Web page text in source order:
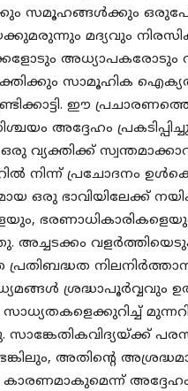
സമൂഹങ്ങൾക്കും
മദ്യവും
അധ്യാപകരോടും
സാമൂഹിക
ഈ
അദ്ദേഹം
ഒരു വ്യക്തിക്ക്
നിന്ന് പ്രചോദനം
ഒരു ഭാവിയിലേക്ക്
അച്ചടക്കം
ശ്രദ്ധാപൂർവ്വവും
സാങ്കേതികവിദ്യയ്ക്ക്
അതിന്റെ
കാരണമാകുമെന്ന്